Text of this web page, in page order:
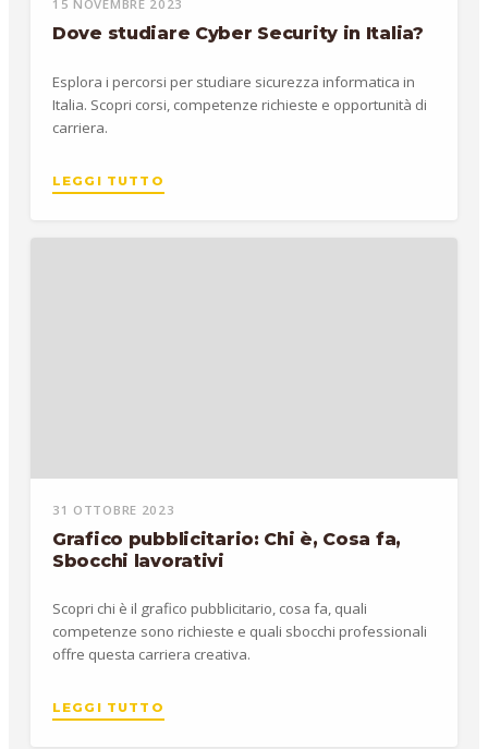
15 NOVEMBRE 2023
Dove studiare Cyber Security in Italia?
Esplora i percorsi per studiare sicurezza informatica in
Italia. Scopri corsi, competenze richieste e opportunità di
carriera.
LEGGI TUTTO
31 OTTOBRE 2023
Grafico pubblicitario: Chi è, Cosa fa,
Sbocchi lavorativi
Scopri chi è il grafico pubblicitario, cosa fa, quali
competenze sono richieste e quali sbocchi professionali
offre questa carriera creativa.
LEGGI TUTTO